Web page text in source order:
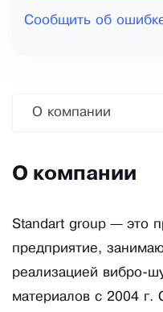
Сообщить об
О компании
О компании
Standart group — это
предприятие,
реализацией вибро-
материалов с 2004 г.